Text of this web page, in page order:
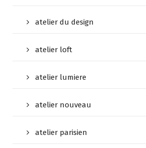
atelier du design
atelier loft
atelier lumiere
atelier nouveau
atelier parisien